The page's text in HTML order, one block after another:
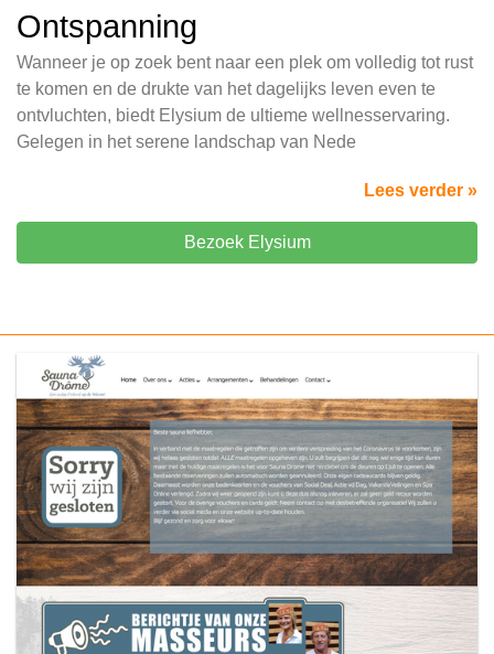
Ontspanning
Wanneer je op zoek bent naar een plek om volledig tot rust
te komen en de drukte van het dagelijks leven even te
ontvluchten, biedt Elysium de ultieme wellnesservaring.
Gelegen in het serene landschap van Nede
Lees verder »
Bezoek Elysium